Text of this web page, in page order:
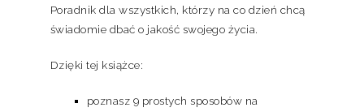
Poradnik dla wszystkich, którzy na co dzień chcą
świadomie dbać o jakość swojego życia.
Dzięki tej książce:
poznasz 9 prostych sposobów na